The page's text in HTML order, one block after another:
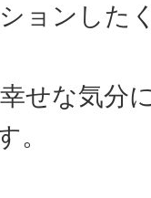
ョンした
せな気分
。